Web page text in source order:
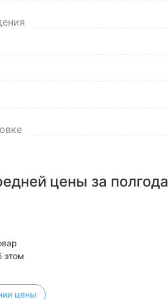
цены за полгода
этом
цены